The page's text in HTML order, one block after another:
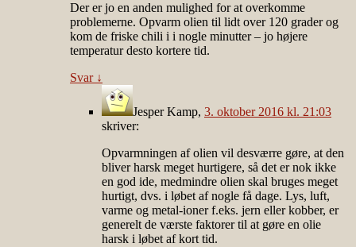
Der er jo en anden mulighed for at overkomme
problemerne. Opvarm olien til lidt over 120 grader og
kom de friske chili i i nogle minutter – jo højere
temperatur desto kortere tid.
Svar ↓
Jesper Kamp, 3. oktober 2016 kl. 21:03
skriver:
Opvarmningen af olien vil desværre gøre, at den
bliver harsk meget hurtigere, så det er nok ikke
en god ide, medmindre olien skal bruges meget
hurtigt, dvs. i løbet af nogle få dage. Lys, luft,
varme og metal-ioner f.eks. jern eller kobber, er
generelt de værste faktorer til at gøre en olie
harsk i løbet af kort tid.